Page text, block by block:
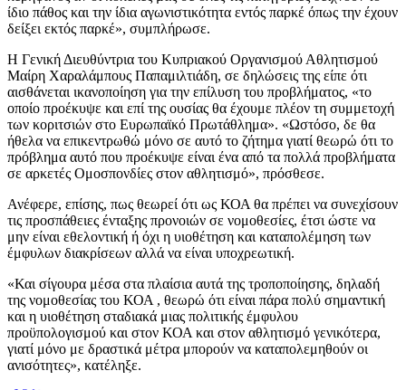
ίδιο πάθος και την ίδια αγωνιστικότητα εντός παρκέ όπως την έχουν
δείξει εκτός παρκέ», συμπλήρωσε.
Η Γενική Διευθύντρια του Κυπριακού Οργανισμού Αθλητισμού
Μαίρη Χαραλάμπους Παπαμιλτιάδη, σε δηλώσεις της είπε ότι
αισθάνεται ικανοποίηση για την επίλυση του προβλήματος, «το
οποίο προέκυψε και επί της ουσίας θα έχουμε πλέον τη συμμετοχή
των κοριτσιών στο Ευρωπαϊκό Πρωτάθλημα». «Ωστόσο, δε θα
ήθελα να επικεντρωθώ μόνο σε αυτό το ζήτημα γιατί θεωρώ ότι το
πρόβλημα αυτό που προέκυψε είναι ένα από τα πολλά προβλήματα
σε αρκετές Ομοσπονδίες στον αθλητισμό», πρόσθεσε.
Ανέφερε, επίσης, πως θεωρεί ότι ως ΚΟΑ θα πρέπει να συνεχίσουν
τις προσπάθειες ένταξης προνοιών σε νομοθεσίες, έτσι ώστε να
μην είναι εθελοντική ή όχι η υιοθέτηση και καταπολέμηση των
έμφυλων διακρίσεων αλλά να είναι υποχρεωτική.
«Και σίγουρα μέσα στα πλαίσια αυτά της τροποποίησης, δηλαδή
της νομοθεσίας του ΚΟΑ , θεωρώ ότι είναι πάρα πολύ σημαντική
και η υιοθέτηση σταδιακά μιας πολιτικής έμφυλου
προϋπολογισμού και στον ΚΟΑ και στον αθλητισμό γενικότερα,
γιατί μόνο με δραστικά μέτρα μπορούν να καταπολεμηθούν οι
ανισότητες», κατέληξε.